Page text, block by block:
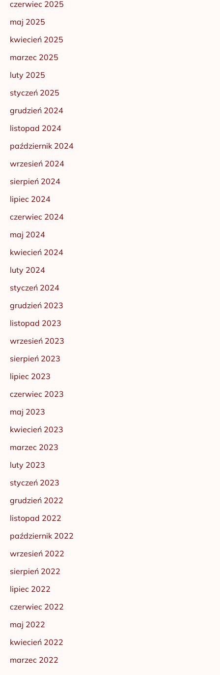
czerwiec 2025
maj 2025
kwiecień 2025
marzec 2025
luty 2025
styczeń 2025
grudzień 2024
listopad 2024
październik 2024
wrzesień 2024
sierpień 2024
lipiec 2024
czerwiec 2024
maj 2024
kwiecień 2024
luty 2024
styczeń 2024
grudzień 2023
listopad 2023
wrzesień 2023
sierpień 2023
lipiec 2023
czerwiec 2023
maj 2023
kwiecień 2023
marzec 2023
luty 2023
styczeń 2023
grudzień 2022
listopad 2022
październik 2022
wrzesień 2022
sierpień 2022
lipiec 2022
czerwiec 2022
maj 2022
kwiecień 2022
marzec 2022